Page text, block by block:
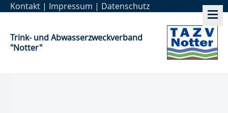
Kontakt | Impressum | Datenschutz
Trink- und Abwasser­zweckverband
"Notter"